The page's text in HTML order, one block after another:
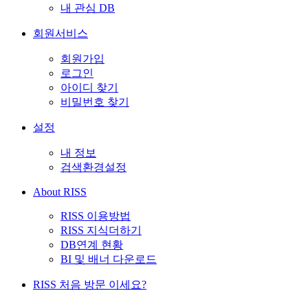
내 관심 DB
회원서비스
회원가입
로그인
아이디 찾기
비밀번호 찾기
설정
내 정보
검색환경설정
About RISS
RISS 이용방법
RISS 지식더하기
DB연계 현황
BI 및 배너 다운로드
RISS 처음 방문 이세요?